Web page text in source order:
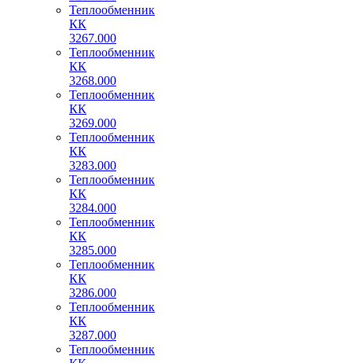
Теплообменник
КК
3267.000
Теплообменник
КК
3268.000
Теплообменник
КК
3269.000
Теплообменник
КК
3283.000
Теплообменник
КК
3284.000
Теплообменник
КК
3285.000
Теплообменник
КК
3286.000
Теплообменник
КК
3287.000
Теплообменник